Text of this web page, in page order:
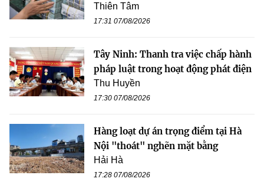
Thiên Tâm
17:31 07/08/2026
Tây Ninh: Thanh tra việc chấp hành
pháp luật trong hoạt động phát điện
Thu Huyền
17:30 07/08/2026
Hàng loạt dự án trọng điểm tại Hà
Nội "thoát" nghẽn mặt bằng
Hải Hà
17:28 07/08/2026